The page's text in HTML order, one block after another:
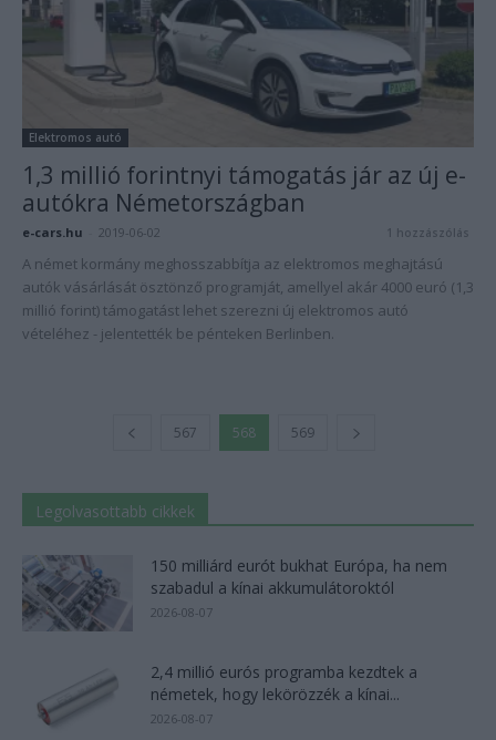
Elektromos autó
1,3 millió forintnyi támogatás jár az új e-
autókra Németországban
e-cars.hu 2019-06-02 1 hozzászólás
A német kormány meghosszabbítja az elektromos meghajtású
autók vásárlását ösztönző programját, amellyel akár 4000 euró (1,3
millió forint) támogatást lehet szerezni új elektromos autó
vételéhez - jelentették be pénteken Berlinben.
567 568 569
Legolvasottabb cikkek
150 milliárd eurót bukhat Európa, ha nem
szabadul a kínai akkumulátoroktól
2026-08-07
2,4 millió eurós programba kezdtek a
németek, hogy lekörözzék a kínai...
2026-08-07